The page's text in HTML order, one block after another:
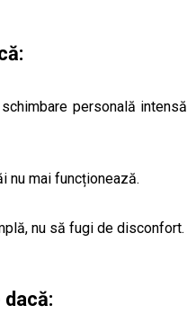
personală intensă
nu mai funcționează.
nu să fugi de disconfort.